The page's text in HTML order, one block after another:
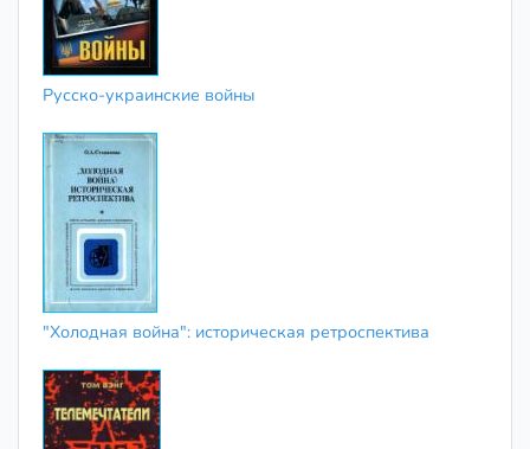
Русско-украинские войны
"Холодная война": историческая ретроспектива